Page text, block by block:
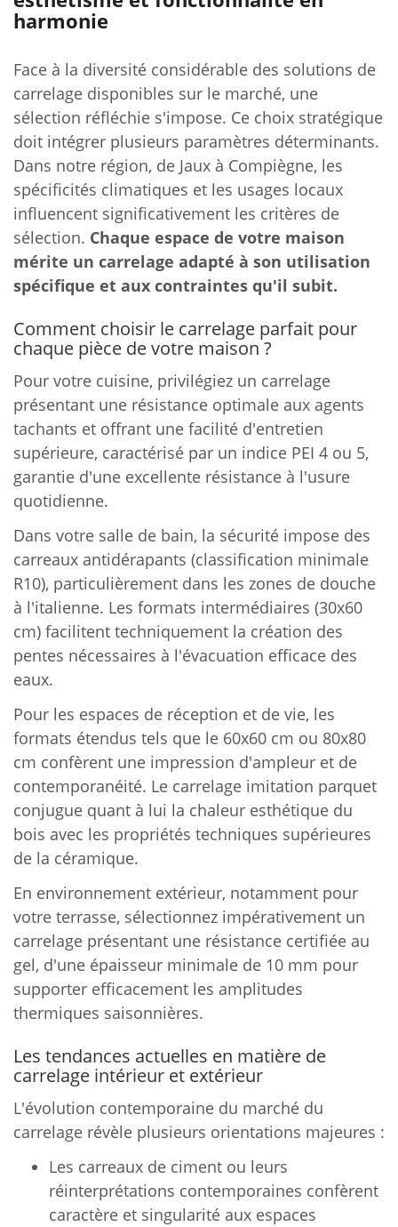
harmonie
Face à la diversité considérable des solutions de
carrelage disponibles sur le marché, une
sélection réfléchie s'impose. Ce choix stratégique
doit intégrer plusieurs paramètres déterminants.
Dans notre région, de Jaux à Compiègne, les
spécificités climatiques et les usages locaux
influencent significativement les critères de
sélection. Chaque espace de votre maison
mérite un carrelage adapté à son utilisation
spécifique et aux contraintes qu'il subit.
Comment choisir le carrelage parfait pour
chaque pièce de votre maison ?
Pour votre cuisine, privilégiez un carrelage
présentant une résistance optimale aux agents
tachants et offrant une facilité d'entretien
supérieure, caractérisé par un indice PEI 4 ou 5,
garantie d'une excellente résistance à l'usure
quotidienne.
Dans votre salle de bain, la sécurité impose des
carreaux antidérapants (classification minimale
R10), particulièrement dans les zones de douche
à l'italienne. Les formats intermédiaires (30x60
cm) facilitent techniquement la création des
pentes nécessaires à l'évacuation efficace des
eaux.
Pour les espaces de réception et de vie, les
formats étendus tels que le 60x60 cm ou 80x80
cm confèrent une impression d'ampleur et de
contemporanéité. Le carrelage imitation parquet
conjugue quant à lui la chaleur esthétique du
bois avec les propriétés techniques supérieures
de la céramique.
En environnement extérieur, notamment pour
votre terrasse, sélectionnez impérativement un
carrelage présentant une résistance certifiée au
gel, d'une épaisseur minimale de 10 mm pour
supporter efficacement les amplitudes
thermiques saisonnières.
Les tendances actuelles en matière de
carrelage intérieur et extérieur
L'évolution contemporaine du marché du
carrelage révèle plusieurs orientations majeures :
Les carreaux de ciment ou leurs
réinterprétations contemporaines confèrent
caractère et singularité aux espaces